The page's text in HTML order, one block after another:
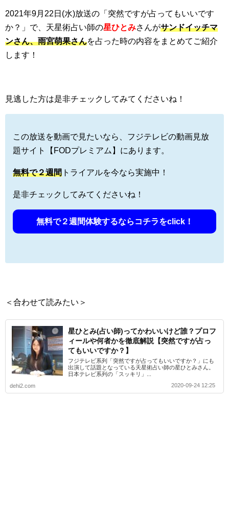
2021年9月22日(水)放送の「突然ですが占ってもいいです
か？」で、天星術占い師の星ひとみさんがサンドイッチマ
ンさん、雨宮萌果さんを占った時の内容をまとめてご紹介
します！
見逃した方は是非チェックしてみてくださいね！
この放送を動画で見たいなら、フジテレビの動画見放
題サイト【FODプレミアム】にあります。
無料で２週間 トライアルを今なら実施中！
是非チェックしてみてくださいね！
無料で２週間体験するならコチラをclick！
＜合わせて読みたい＞
星ひとみ(占い師)ってかわいいけど誰？プロフ
ィールや何者かを徹底解説【突然ですが占っ
てもいいですか？】
フジテレビ系列「突然ですが占ってもいいですか？」にも
出演して話題となっている天星術占い師の星ひとみさん。
日本テレビ系列の「スッキリ」...
dehi2.com
2020-09-24 12:25